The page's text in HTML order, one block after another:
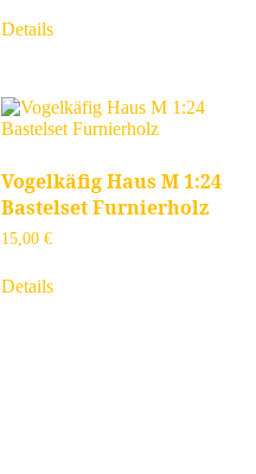
Details
Vogelkäfig Haus M 1:24
Bastelset Furnierholz
15,00 €
Details